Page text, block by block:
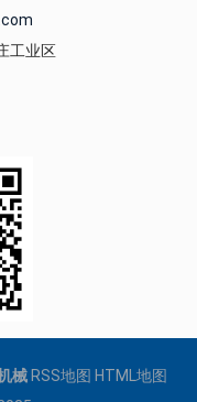
工业区
械 RSS地图 HTML地图